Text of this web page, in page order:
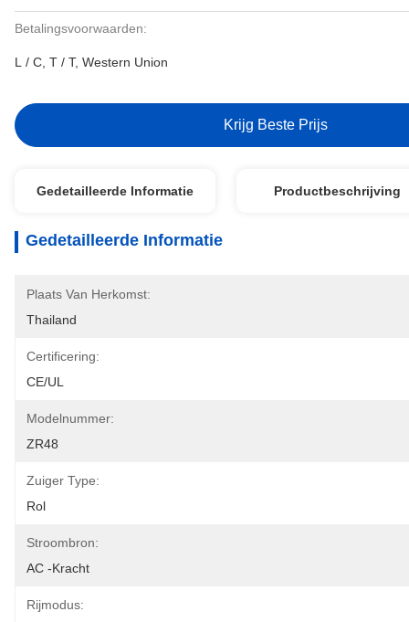
Betalingsvoorwaarden:
L / C, T / T, Western Union
Krijg Beste Prijs
Gedetailleerde Informatie Productbeschrijving
Gedetailleerde Informatie
Plaats Van Herkomst:
Thailand
Certificering:
CE/UL
Modelnummer:
ZR48
Zuiger Type:
Rol
Stroombron:
AC -kracht
Rijmodus: